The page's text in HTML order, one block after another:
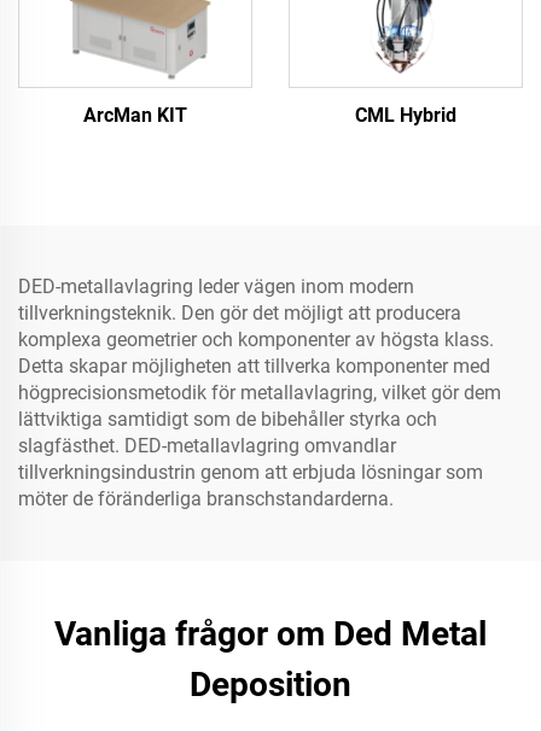
ArcMan KIT CML Hybrid
DED-metallavlagring leder vägen inom modern
tillverkningsteknik. Den gör det möjligt att producera
komplexa geometrier och komponenter av högsta klass.
Detta skapar möjligheten att tillverka komponenter med
högprecisionsmetodik för metallavlagring, vilket gör dem
lättviktiga samtidigt som de bibehåller styrka och
slagfästhet. DED-metallavlagring omvandlar
tillverkningsindustrin genom att erbjuda lösningar som
möter de föränderliga branschstandarderna.
Vanliga frågor om Ded Metal
Deposition